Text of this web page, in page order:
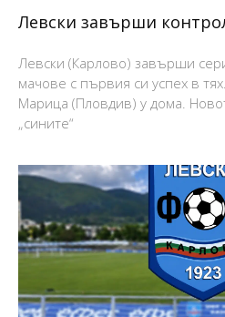
Левски завърши
Левски (Карлово) завърши
мачове с първия си успех в
Марица (Пловдив) у дома.
„сините“